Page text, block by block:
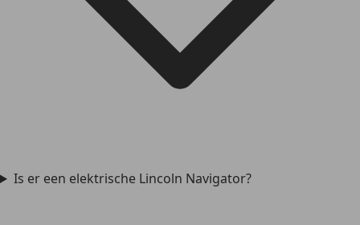
Is er een elektrische Lincoln Navigator?